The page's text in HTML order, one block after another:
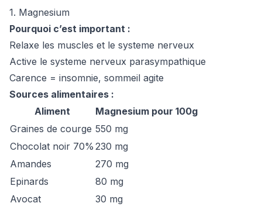
1. Magnesium
Pourquoi c’est important :
Relaxe les muscles et le systeme nerveux
Active le systeme nerveux parasympathique
Carence = insomnie, sommeil agite
Sources alimentaires :
Aliment
Magnesium pour 100g
Graines de courge 550 mg
Chocolat noir 70% 230 mg
Amandes
270 mg
Epinards
80 mg
Avocat
30 mg